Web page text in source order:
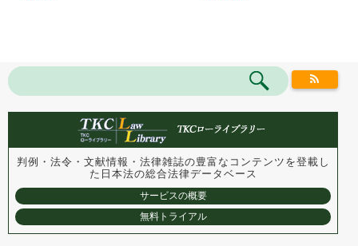
判例・法令・文献情報・法律雑誌の豊富なコンテンツを登載し
た 日本法の総合法律データベース
サービスの概要
無料トライアル